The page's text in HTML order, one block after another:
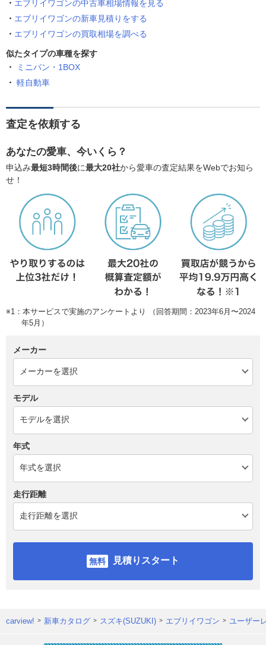
エブリイワゴンの中古車相場情報を見る
エブリイワゴンの新車見積りをする
エブリイワゴンの買取相場を調べる
似たタイプの車種を探す
ミニバン・1BOX
軽自動車
査定を依頼する
あなたの愛車、今いくら？
申込み最短3時間後に最大20社から愛車の査定結果をWebでお知ら
せ！
※1：本サービスで実施のアンケートより （回答期間：2023年6月〜2024
年5月）
メーカー
モデル
年式
走行距離
見積りスタート
carview! 新車カタログ スズキ(SUZUKI) エブリイワゴン ユーザー